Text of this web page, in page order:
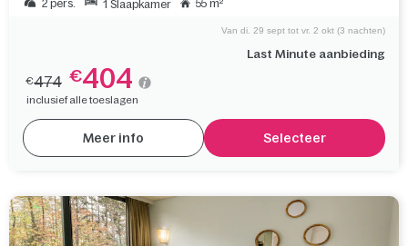
2 pers. 1 Slaapkamer 55 m²
Last Minute aanbieding
Van di. 29 sept tot vr. 2 okt (3 nachten)
€474 €404
inclusief alle toeslagen
Meer info Selecteer